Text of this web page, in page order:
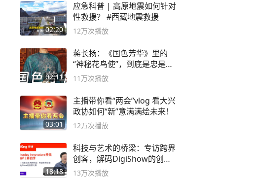
02:20
应急科普 | 高原地震如何针对
性救援？ #西藏地震救援
12万次播放
02:11
蒋长扬：《国色芳华》里的
“神秘花鸟使”，到底是忠是
奸？
11万次播放
03:01
主播带你看“两会”vlog 看大兴
政协如何“新”意满满绘未来！
12万次播放
18:18
科技与艺术的桥梁：专访跨界
创客，解码DigiShow的创新
之路
13万次播放